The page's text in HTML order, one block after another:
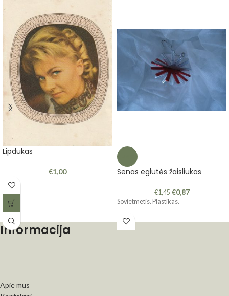
Lipdukas
€1,00 Senas eglutės žaisliukas
€1,45 €0,87
Sovietmetis. Plastikas.
Informacija
Apie mus